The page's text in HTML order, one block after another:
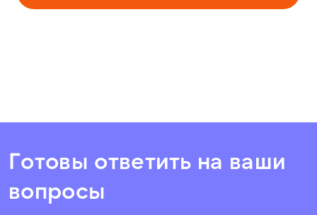
Готовы ответить на ваши
вопросы